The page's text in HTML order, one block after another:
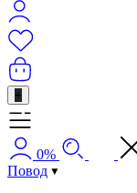
+
0%
Повод